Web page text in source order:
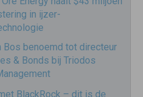
in ijzer-
Bos benoemd tot directeur
& Bonds bij Triodos
BlackRock – dit is de